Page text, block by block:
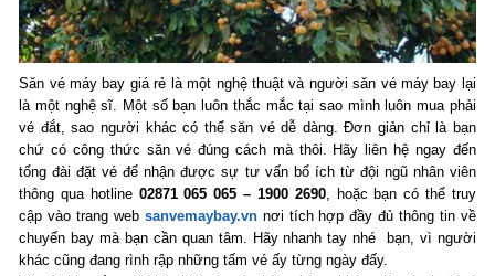
Săn vé máy bay giá rẻ là một nghệ thuật và người săn vé máy bay lại
là một nghệ sĩ. Một số bạn luôn thắc mắc tại sao mình luôn mua phải
vé đắt, sao người khác có thể săn vé dễ dàng. Đơn giản chỉ là bạn
chứ có công thức săn vé đúng cách mà thôi. Hãy liên hệ ngay đến
tổng đài đặt vé để nhận được sự tư vấn bổ ích từ đội ngũ nhân viên
thông qua hotline 02871 065 065 – 1900 2690, hoặc bạn có thể truy
cập vào trang web sanvemaybay.vn nơi tích hợp đầy đủ thông tin về
chuyến bay mà bạn cần quan tâm. Hãy nhanh tay nhé bạn, vì người
khác cũng đang rình rập những tấm vé ấy từng ngày đấy.